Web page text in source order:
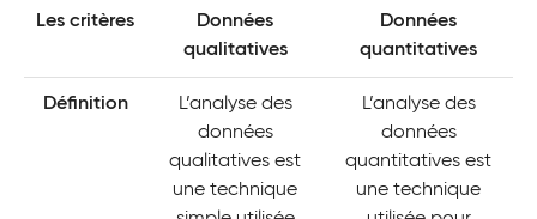
Les critères
Données
qualitatives
Données
quantitatives
Définition
L’analyse des
données
qualitatives est
une technique
L’analyse des
données
quantitatives est
une technique